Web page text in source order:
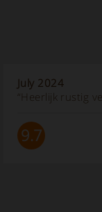
July 2024
“Heerlijk rustig
9.7